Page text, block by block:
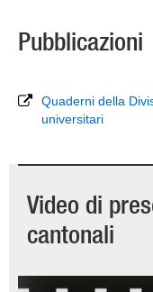
Pubblicazioni
Quaderni della
universitari
Video di
cantonali